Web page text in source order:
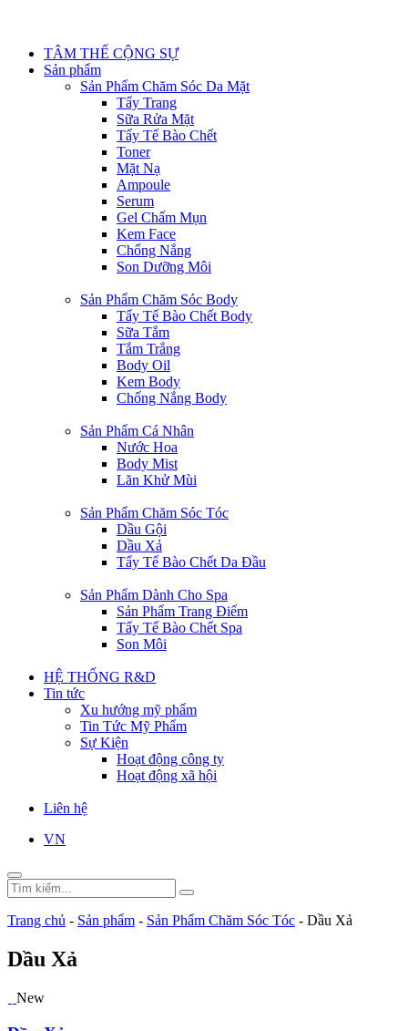
TÂM THẾ CỘNG SỰ
Sản phẩm
Sản Phẩm Chăm Sóc Da Mặt
Tẩy Trang
Sữa Rửa Mặt
Tẩy Tế Bào Chết
Toner
Mặt Nạ
Ampoule
Serum
Gel Chấm Mụn
Kem Face
Chống Nắng
Son Dưỡng Môi
Sản Phẩm Chăm Sóc Body
Tẩy Tế Bào Chết Body
Sữa Tắm
Tắm Trắng
Body Oil
Kem Body
Chống Nắng Body
Sản Phẩm Cá Nhân
Nước Hoa
Body Mist
Lăn Khử Mùi
Sản Phẩm Chăm Sóc Tóc
Dầu Gội
Dầu Xả
Tẩy Tế Bào Chết Da Đầu
Sản Phẩm Dành Cho Spa
Sản Phẩm Trang Điểm
Tẩy Tế Bào Chết Spa
Son Môi
HỆ THỐNG R&D
Tin tức
Xu hướng mỹ phẩm
Tin Tức Mỹ Phẩm
Sự Kiện
Hoạt động công ty
Hoạt động xã hội
Liên hệ
VN
Trang chủ - Sản phẩm - Sản Phẩm Chăm Sóc Tóc - Dầu Xả
Dầu Xả
New